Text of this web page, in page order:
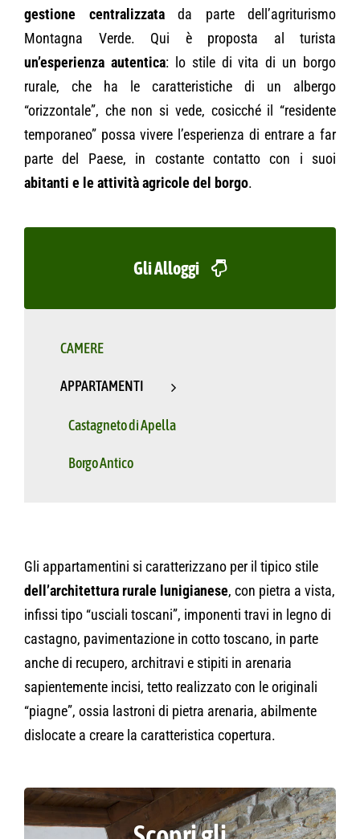
gestione centralizzatada parte dell’agriturismo
Montagna Verde. Qui è proposta al turista
un’esperienza autentica: lo stile di vita di un borgo
rurale, che ha le caratteristiche di un albergo
“orizzontale”, che non si vede, cosicché il “residente
temporaneo” possa vivere l’esperienza di entrare a far
parte del Paese, in costante contatto con i suoi
abitanti e le attività agricole del borgo.
Gli Alloggi
CAMERE
APPARTAMENTI
Castagneto di Apella
Borgo Antico
Gli appartamentini si caratterizzano per il tipico stile
dell’architettura rurale lunigianese, con pietra a vista,
infissi tipo “usciali toscani”, imponenti travi in legno di
castagno, pavimentazione in cotto toscano, in parte
anche di recupero, architravi e stipiti in arenaria
sapientemente incisi, tetto realizzato con le originali
“piagne”, ossia lastroni di pietra arenaria, abilmente
dislocate a creare la caratteristica copertura.